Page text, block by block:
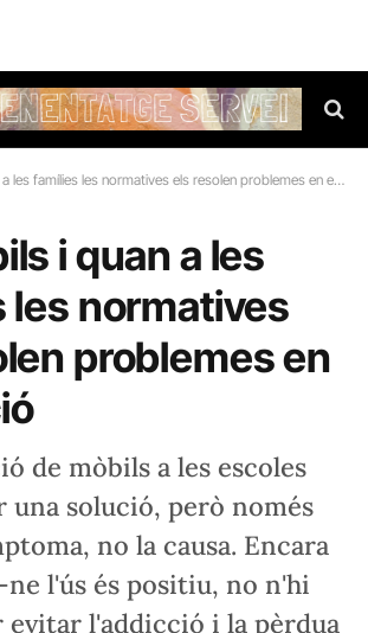
famílies les normatives els resolen problemes en educació
i quan a les
les normatives
problemes en
de mòbils a les escoles
una solució, però només
no la causa. Encara
l'ús és positiu, no n'hi
evitar l'addicció i la pèrdua